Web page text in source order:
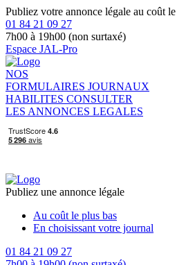
Publiez votre annonce légale au coût
01 84 21 09 27
7h00 à 19h00 (non surtaxé)
Espace JAL-Pro
NOS
FORMULAIRES JOURNAUX
HABILITES CONSULTER
LES ANNONCES LEGALES
Publiez une annonce légale
Au coût le plus bas
En choisissant votre journal
01 84 21 09 27